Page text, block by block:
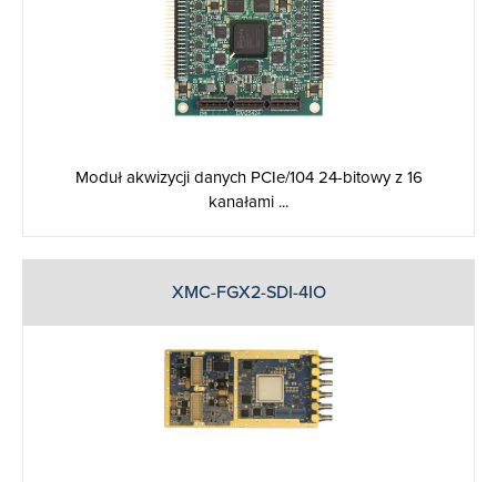
Moduł akwizycji danych PCIe/104 24-bitowy z 16
kanałami ...
XMC-FGX2-SDI-4IO